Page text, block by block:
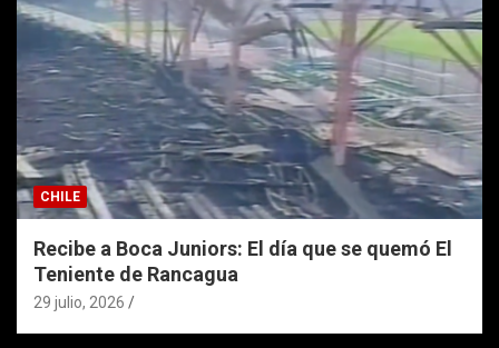
CHILE
Recibe a Boca Juniors: El día que se quemó El
Teniente de Rancagua
29 julio, 2026